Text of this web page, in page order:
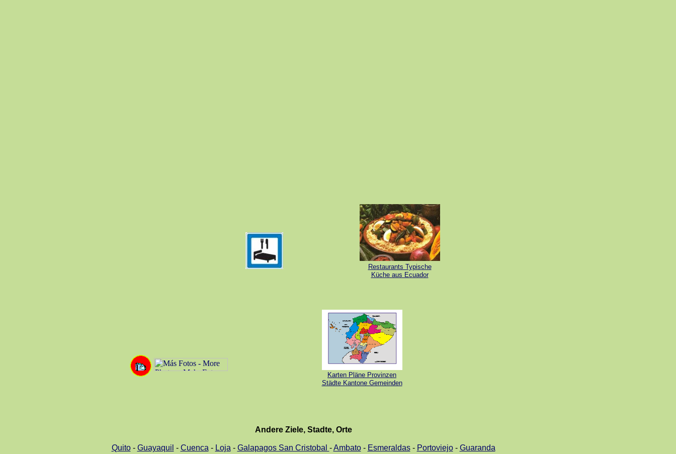
Andere Ziele, Stadte, Orte
Quito- Guayaquil - Cuenca - Loja - Galapagos San Cristobal -Ambato- Esmeraldas- Portoviejo- Guaranda
Restaurants Typische
Küche aus Ecuador
Karten Pläne Provinzen
Städte Kantone Gemeinden